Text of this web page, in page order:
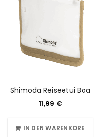
Shimoda Reiseetui Boa
11,99 €
IN DEN WARENKORB